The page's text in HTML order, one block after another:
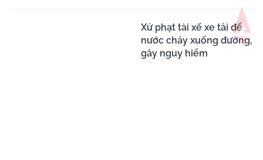
Xử phạt tài xế xe tải để
nước chảy xuống đường,
gây nguy hiểm